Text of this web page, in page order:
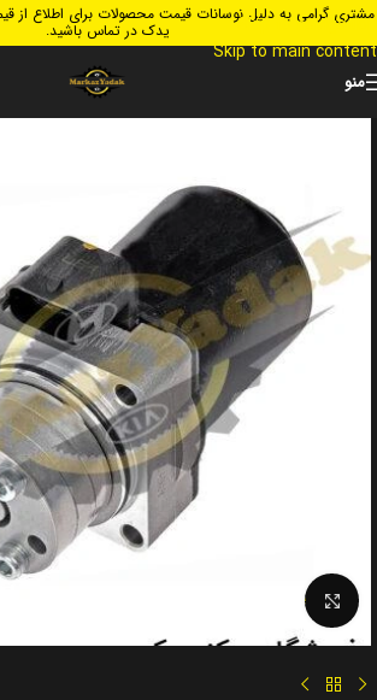
Skip to navigation
Skip to main content
مشتری گرامی به دلیل نوسانات قیمت محصولات برای اطلاع از
یدک در تماس باشید.
منو
Click to enlarge